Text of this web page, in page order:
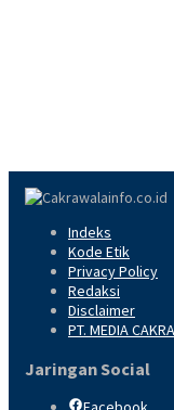
Indeks
Kode Etik
Privacy Policy
Redaksi
Disclaimer
PT. MEDIA
Jaringan Social